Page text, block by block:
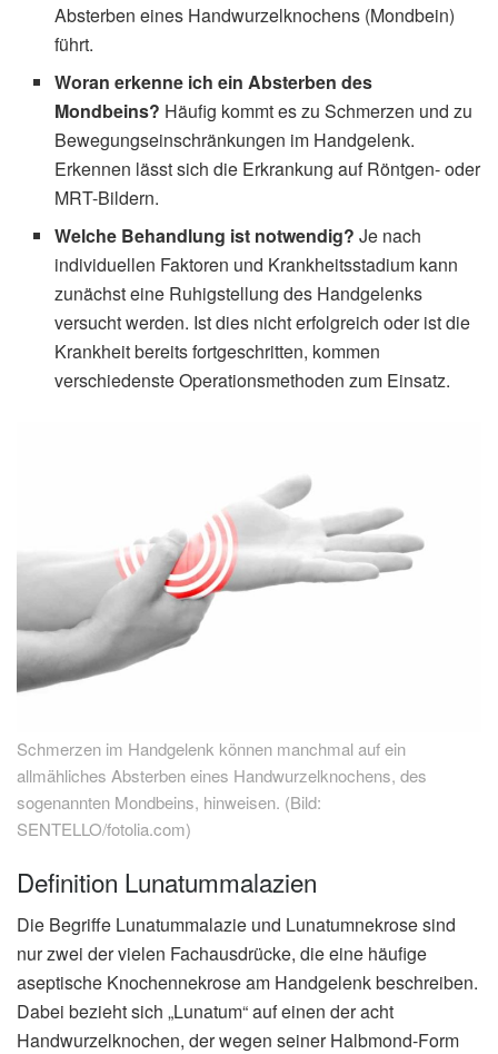
Absterben eines Handwurzelknochens (Mondbein)
führt.
Woran erkenne ich ein Absterben des
Mondbeins? Häufig kommt es zu Schmerzen und zu
Bewegungseinschränkungen im Handgelenk.
Erkennen lässt sich die Erkrankung auf Röntgen- oder
MRT-Bildern.
Welche Behandlung ist notwendig? Je nach
individuellen Faktoren und Krankheitsstadium kann
zunächst eine Ruhigstellung des Handgelenks
versucht werden. Ist dies nicht erfolgreich oder ist die
Krankheit bereits fortgeschritten, kommen
verschiedenste Operationsmethoden zum Einsatz.
Schmerzen im Handgelenk können manchmal auf ein
allmähliches Absterben eines Handwurzelknochens, des
sogenannten Mondbeins, hinweisen. (Bild:
SENTELLO/fotolia.com)
Definition Lunatummalazien
Die Begriffe Lunatummalazie und Lunatumnekrose sind
nur zwei der vielen Fachausdrücke, die eine häufige
aseptische Knochennekrose am Handgelenk beschreiben.
Dabei bezieht sich „Lunatum“ auf einen der acht
Handwurzelknochen, der wegen seiner Halbmond-Form